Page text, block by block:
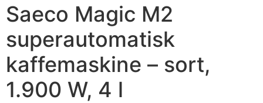
Saeco Magic M2
superautomatisk
kaffemaskine – sort,
1.900 W, 4 l